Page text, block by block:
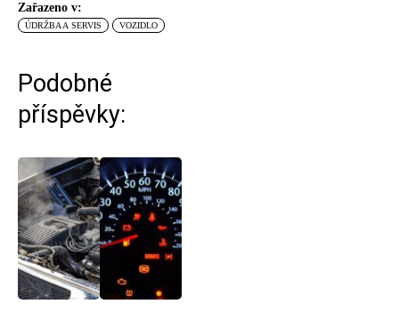
Zařazeno v:
ÚDRŽBA A SERVIS VOZIDLO
Podobné
příspěvky: